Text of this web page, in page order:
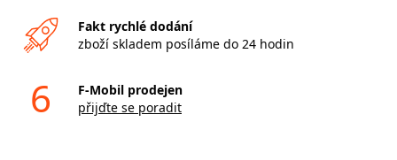
Fakt rychlé dodání
zboží skladem posíláme do 24 hodin
6
F-Mobil prodejen
přijďte se poradit